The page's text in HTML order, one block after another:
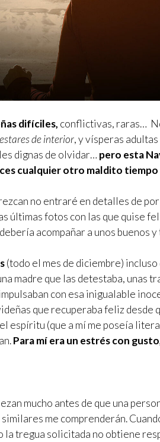
difíciles, conflictivas, raras…
de interior, y vísperas
dignas de olvidar… pero esta
cualquier otro maldito tiempo
no entraré en detalles de
últimas fotos con las que quise
acompañar a unos buenos
(todo el mes de diciembre)
madre que las detestaba, unas
con esa inigualable
que recuperaba feliz desde
espíritu (que a mí me poseía
Para mí era un estrés con
mucho antes de que una
me comprenderán.
la tregua solicitada no obtiene